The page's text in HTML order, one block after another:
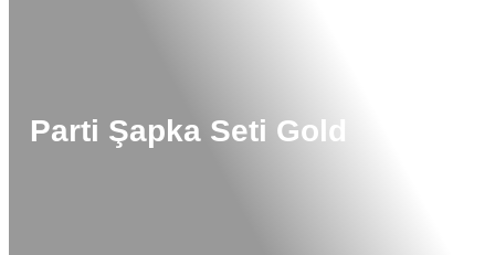
Parti Şapka Seti Gold